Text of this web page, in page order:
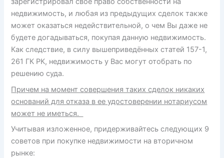
недвижимость, и любая из предыдущих сделок также
может оказаться недействительной, о чем Вы даже не
будете догадываться, покупая данную недвижимость.
Как следствие, в силу вышеприведённых статей 157-1,
261 ГК РК, недвижимость у Вас могут отобрать по
решению суда.
Причем на момент совершения таких сделок никаких
оснований для отказа в ее удостоверении нотариусом
может не иметься.
Учитывая изложенное, придерживайтесь следующих 9
советов при покупке недвижимости на вторичном
рынке: